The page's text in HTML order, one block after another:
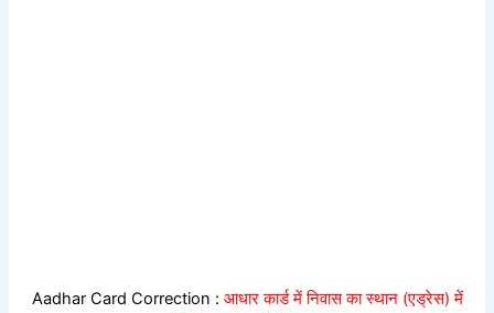
Aadhar Card Correction : आधार कार्ड में निवास का स्थान (एड्रेस) में